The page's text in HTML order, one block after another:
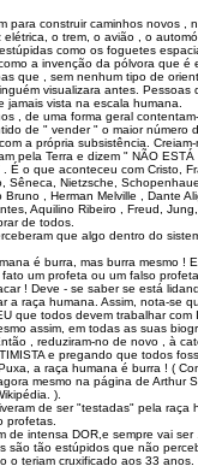
para construir caminhos novos ,
elétrica, o trem, o avião , o
como os foguetes
a invenção da pólvora que é
que , sem nenhum tipo de
visualizara antes. Pessoas
jamais vista na escala humana.
, de uma forma geral
de " vender " o maior número
a própria subsistência.
pela Terra e dizem " NÃO
. É o que aconteceu com Cristo,
Sêneca, Nietzsche,
Bruno , Herman Melville , Dante
Aquilino Ribeiro , Freud,
de todos.
que algo dentro do
é burra, mas burra mesmo !
um profeta ou um falso
! Deve - se saber se está
a raça humana. Assim, nota-se
que todos devem trabalhar com
assim, em todas as suas
, reduziram-no de novo , à
e pregando que todos
a raça humana é burra ! (
mesmo na página de Arthur
).
de ser "testadas" pela raça
profetas.
de intensa DOR,e sempre vai
são tão estúpidos que não
o teriam cruxificado aos 33